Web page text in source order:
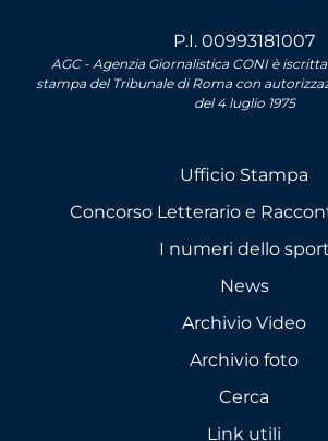
P.I. 00993181007
AGC - Agenzia Giornalistica CONI è
stampa del Tribunale di Roma con
del 4 luglio 1975
Ufficio Stampa
Concorso Letterario e
I numeri dello sport
News
Archivio Video
Archivio foto
Cerca
Link utili